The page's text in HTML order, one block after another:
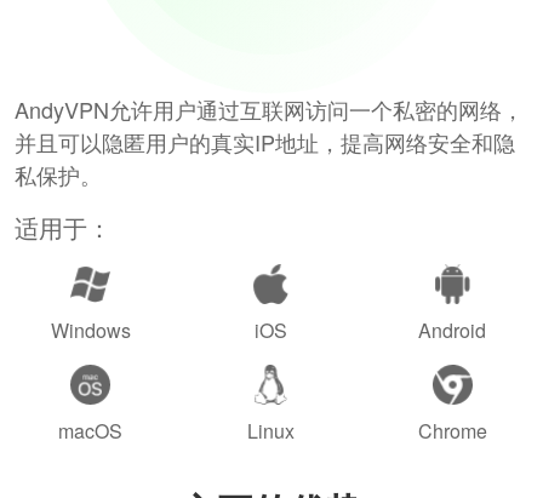
AndyVPN允许用户通过互联网访问一个私密的网络，
并且可以隐匿用户的真实IP地址，提高网络安全和隐
私保护。
适用于：
Windows iOS Android
macOS Linux Chrome